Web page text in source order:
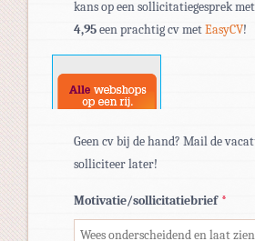
pdf,
doc,
docx.
kans op een sollicitatiegesprek met
4,95een prachtig cv metEasyCV!
Geen cv bij de hand? Mail de
solliciteer later!
Motivatie/sollicitatiebrief *